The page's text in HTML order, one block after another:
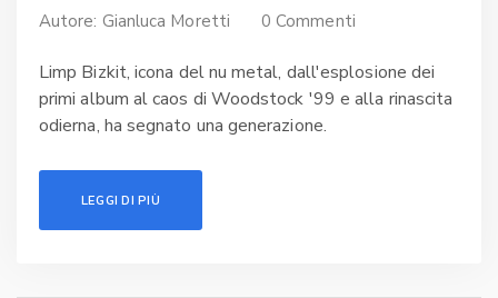
Autore: Gianluca Moretti 0 Commenti
Limp Bizkit, icona del nu metal, dall'esplosione dei
primi album al caos di Woodstock '99 e alla rinascita
odierna, ha segnato una generazione.
LEGGI DI PIÙ